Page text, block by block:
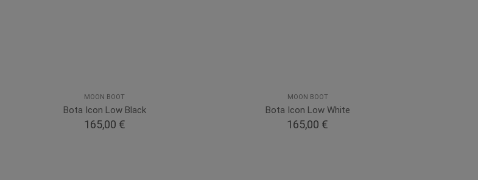
MOON BOOT
Bota Icon Low Black
165,00 €
MOON BOOT
Bota Icon Low White
165,00 €